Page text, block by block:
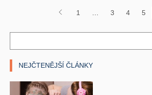
1 3 4 5
NEJČTENĚJŠÍ ČLÁNKY